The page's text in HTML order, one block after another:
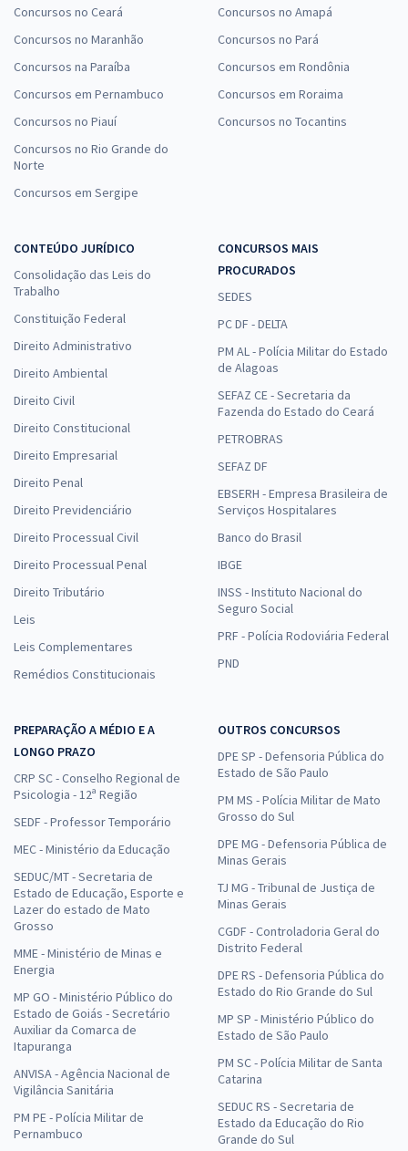
Concursos no Ceará
Concursos no Maranhão
Concursos na Paraíba
Concursos em Pernambuco
Concursos no Piauí
Concursos no Rio Grande do
Norte
Concursos em Sergipe
Concursos no Amapá
Concursos no Pará
Concursos em Rondônia
Concursos em Roraima
Concursos no Tocantins
CONTEÚDO JURÍDICO
Consolidação das Leis do
Trabalho
Constituição Federal
Direito Administrativo
Direito Ambiental
Direito Civil
Direito Constitucional
Direito Empresarial
Direito Penal
Direito Previdenciário
Direito Processual Civil
Direito Processual Penal
Direito Tributário
Leis
Leis Complementares
Remédios Constitucionais
CONCURSOS MAIS
PROCURADOS
SEDES
PC DF - DELTA
PM AL - Polícia Militar do Estado
de Alagoas
SEFAZ CE - Secretaria da
Fazenda do Estado do Ceará
PETROBRAS
SEFAZ DF
EBSERH - Empresa Brasileira de
Serviços Hospitalares
Banco do Brasil
IBGE
INSS - Instituto Nacional do
Seguro Social
PRF - Polícia Rodoviária Federal
PND
PREPARAÇÃO A MÉDIO E A
LONGO PRAZO
CRP SC - Conselho Regional de
Psicologia - 12ª Região
SEDF - Professor Temporário
MEC - Ministério da Educação
SEDUC/MT - Secretaria de
Estado de Educação, Esporte e
Lazer do estado de Mato
Grosso
MME - Ministério de Minas e
Energia
MP GO - Ministério Público do
Estado de Goiás - Secretário
Auxiliar da Comarca de
Itapuranga
ANVISA - Agência Nacional de
Vigilância Sanitária
PM PE - Polícia Militar de
Pernambuco
OUTROS CONCURSOS
DPE SP - Defensoria Pública do
Estado de São Paulo
PM MS - Polícia Militar de Mato
Grosso do Sul
DPE MG - Defensoria Pública de
Minas Gerais
TJ MG - Tribunal de Justiça de
Minas Gerais
CGDF - Controladoria Geral do
Distrito Federal
DPE RS - Defensoria Pública do
Estado do Rio Grande do Sul
MP SP - Ministério Público do
Estado de São Paulo
PM SC - Polícia Militar de Santa
Catarina
SEDUC RS - Secretaria de
Estado da Educação do Rio
Grande do Sul